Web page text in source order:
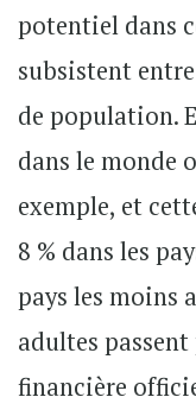
potentiel dans
subsistent
de population.
dans le monde
exemple, et
8 % dans les
pays les moins
adultes
financière